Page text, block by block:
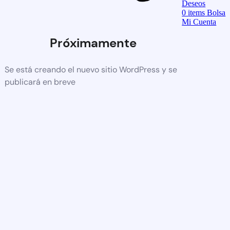
Próximamente
Se está creando el nuevo sitio WordPress y se
publicará en breve
Deseos
0items Bolsa
Mi Cuenta